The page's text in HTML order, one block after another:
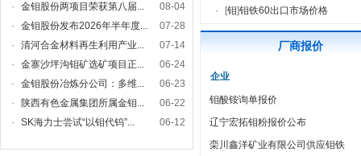
· 金钼股份两项目荣获第八届...
08-04
·
金钼股份发布2026年半年度...
07-28
·
清河合金材料再生利用产业...
07-14
·
金寨沙坪沟钼矿选矿项目正...
06-24
·
金钼股份冶炼分公司：多维...
06-23
·
陕西有色金属集团所属金钼...
06-22
·
SK海力士尝试“以钼代钨”... 06-12
·
[钼]钼铁60出口市场价格
厂商报价
企业
钼酸铵询单报价
辽宁宏拓钼粉报价公布
栾川鑫洋矿业有限公司供应钼铁